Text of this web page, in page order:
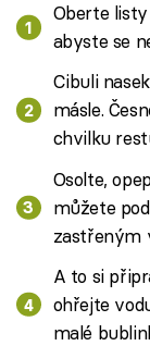
Oberte
abyste se
Cibuli
másle.
chvilku
Osolte,
můžete
zastřeným
A to si
ohřejte
malé